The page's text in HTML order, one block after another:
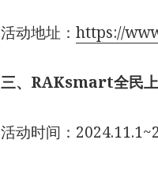
活动地址：https://
三、RAKsmart全民上
活动时间：